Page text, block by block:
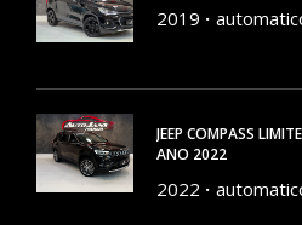
2019
JEEP COMPASS
ANO 2022
2022